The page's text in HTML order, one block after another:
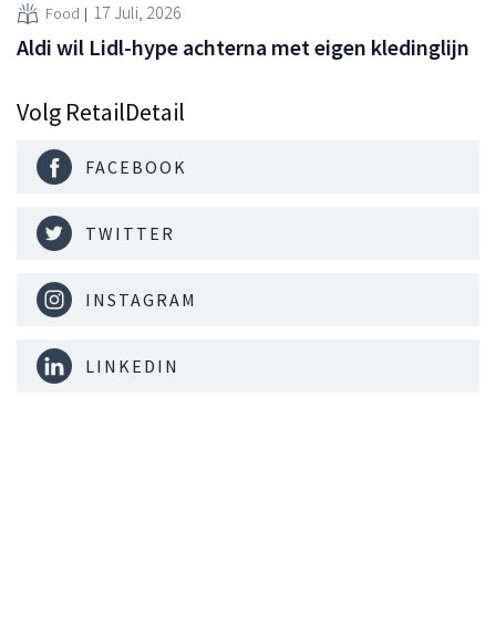
Food 17 Juli, 2026
Aldi wil Lidl-hype achterna met eigen kledinglijn
Volg RetailDetail
FACEBOOK
TWITTER
INSTAGRAM
LINKEDIN